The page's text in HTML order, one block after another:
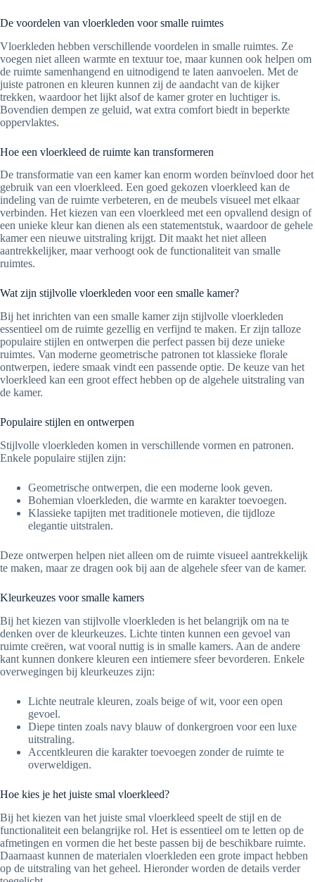
De voordelen van vloerkleden voor smalle ruimtes
Vloerkleden hebben verschillende voordelen in smalle ruimtes. Ze
voegen niet alleen warmte en textuur toe, maar kunnen ook helpen om
de ruimte samenhangend en uitnodigend te laten aanvoelen. Met de
juiste patronen en kleuren kunnen zij de aandacht van de kijker
trekken, waardoor het lijkt alsof de kamer groter en luchtiger is.
Bovendien dempen ze geluid, wat extra comfort biedt in beperkte
oppervlaktes.
Hoe een vloerkleed de ruimte kan transformeren
De transformatie van een kamer kan enorm worden beïnvloed door het
gebruik van een vloerkleed. Een goed gekozen vloerkleed kan de
indeling van de ruimte verbeteren, en de meubels visueel met elkaar
verbinden. Het kiezen van een vloerkleed met een opvallend design of
een unieke kleur kan dienen als een statementstuk, waardoor de gehele
kamer een nieuwe uitstraling krijgt. Dit maakt het niet alleen
aantrekkelijker, maar verhoogt ook de functionaliteit van smalle
ruimtes.
Wat zijn stijlvolle vloerkleden voor een smalle kamer?
Bij het inrichten van een smalle kamer zijn stijlvolle vloerkleden
essentieel om de ruimte gezellig en verfijnd te maken. Er zijn talloze
populaire stijlen en ontwerpen die perfect passen bij deze unieke
ruimtes. Van moderne geometrische patronen tot klassieke florale
ontwerpen, iedere smaak vindt een passende optie. De keuze van het
vloerkleed kan een groot effect hebben op de algehele uitstraling van
de kamer.
Populaire stijlen en ontwerpen
Stijlvolle vloerkleden komen in verschillende vormen en patronen.
Enkele populaire stijlen zijn:
Geometrische ontwerpen, die een moderne look geven.
Bohemian vloerkleden, die warmte en karakter toevoegen.
Klassieke tapijten met traditionele motieven, die tijdloze
elegantie uitstralen.
Deze ontwerpen helpen niet alleen om de ruimte visueel aantrekkelijk
te maken, maar ze dragen ook bij aan de algehele sfeer van de kamer.
Kleurkeuzes voor smalle kamers
Bij het kiezen van stijlvolle vloerkleden is het belangrijk om na te
denken over de kleurkeuzes. Lichte tinten kunnen een gevoel van
ruimte creëren, wat vooral nuttig is in smalle kamers. Aan de andere
kant kunnen donkere kleuren een intiemere sfeer bevorderen. Enkele
overwegingen bij kleurkeuzes zijn:
Lichte neutrale kleuren, zoals beige of wit, voor een open
gevoel.
Diepe tinten zoals navy blauw of donkergroen voor een luxe
uitstraling.
Accentkleuren die karakter toevoegen zonder de ruimte te
overweldigen.
Hoe kies je het juiste smal vloerkleed?
Bij het kiezen van het juiste smal vloerkleed speelt de stijl en de
functionaliteit een belangrijke rol. Het is essentieel om te letten op de
afmetingen en vormen die het beste passen bij de beschikbare ruimte.
Daarnaast kunnen de materialen vloerkleden een grote impact hebben
op de uitstraling van het geheel. Hieronder worden de details verder